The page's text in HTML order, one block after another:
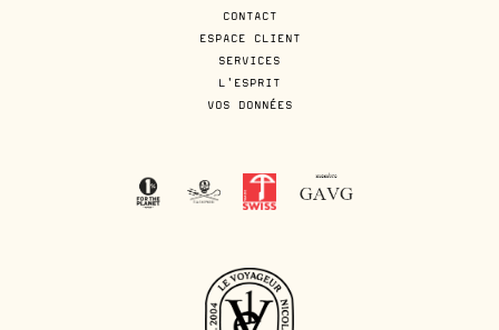
CONTACT
ESPACE CLIENT
SERVICES
L'ESPRIT
VOS DONNÉES